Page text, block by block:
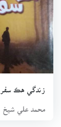
زندگي هڪ سفر
محمد علي شيخ